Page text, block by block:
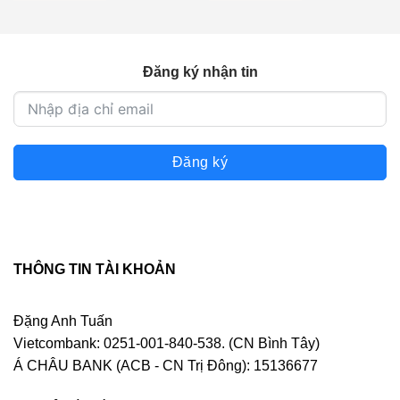
Đăng ký nhận tin
Đăng ký
THÔNG TIN TÀI KHOẢN
Đặng Anh Tuấn
Vietcombank: 0251-001-840-538. (CN Bình Tây)
Á CHÂU BANK (ACB - CN Trị Đông): 15136677